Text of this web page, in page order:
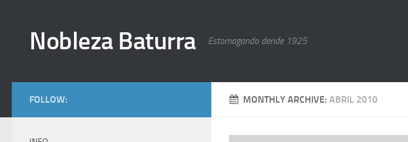
Nobleza Baturra Estomagando dende 1925
MONTHLY ARCHIVE: ABRIL 2010
FOLLOW: